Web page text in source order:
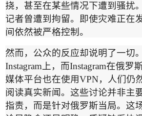
挠，甚至在某些情况下遭到骚扰
记者曾遭到拘留。即使灾难正在
间依然被严格控制。
然而，公众的反应却说明了一切
Instagram上，而Instagram在俄罗
媒体平台也在使用VPN，人们仍
阅读真实新闻。这些讨论并非主
指责，而是针对俄罗斯当局。这